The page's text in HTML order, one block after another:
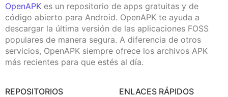
OpenAPK es un repositorio de apps gratuitas y de
código abierto para Android. OpenAPK te ayuda a
descargar la última versión de las aplicaciones FOSS
populares de manera segura. A diferencia de otros
servicios, OpenAPK siempre ofrece los archivos APK
más recientes para que estés al día.
REPOSITORIOS
ENLACES RÁPIDOS